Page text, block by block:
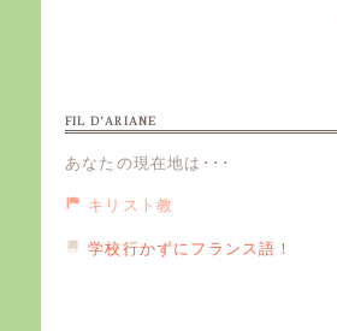
FIL D’ARIANE
あなたの現在地は･･･
キリスト教
学校行かずにフランス語！